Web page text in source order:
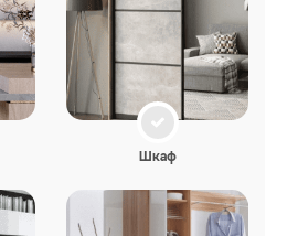
Шкаф